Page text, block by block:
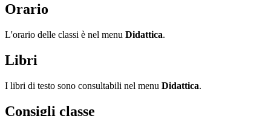
Orario
L'orario delle classi è nel menu Didattica.
Libri
I libri di testo sono consultabili nel menu Didattica.
Consigli classe